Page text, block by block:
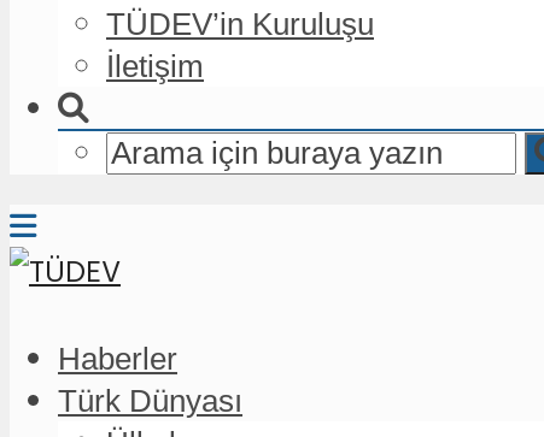
TÜDEV’in Kuruluşu
İletişim
Haberler
Türk Dünyası